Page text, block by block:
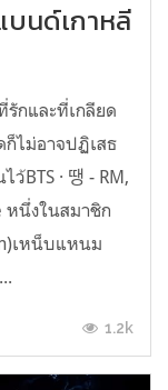
บนด์เกาหลี
กและที่เกลียด
ไม่อาจปฏิเสธ
· 땡 - RM,
หนึ่งในสมาชิก
เหน็บแหนม
1.2k